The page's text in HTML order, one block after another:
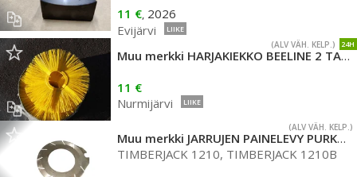
11 €, 2026
Evijärvi
LIIKE
24H
(ALV VÄH. KELP.)
Muu merkki HARJAKIEKKO BEELINE 2 TAPPI 7X700
11 €
Nurmijärvi
LIIKE
(ALV VÄH. KELP.)
Muu merkki JARRUJEN PAINELEVY PURKUOSA
TIMBERJACK 1210, TIMBERJACK 1210B